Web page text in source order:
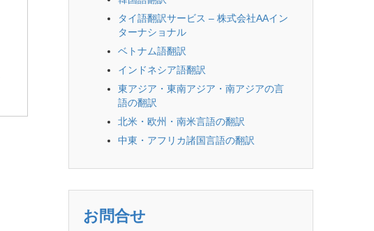
タイ語翻訳サービス – 株式会社AAイン
ターナショナル
ベトナム語翻訳
インドネシア語翻訳
東アジア・東南アジア・南アジアの言
語の翻訳
北米・欧州・南米言語の翻訳
中東・アフリカ諸国言語の翻訳
お問合せ